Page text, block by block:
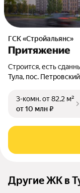
ГСК «Стройальянс»
Притяжение
Строится, есть
Тула, пос.
3-комн.от 82,2 м²
от 10 млн ₽
Другие ЖК в